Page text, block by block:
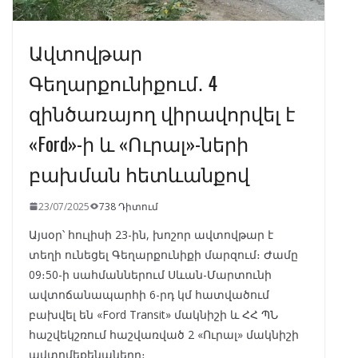
Ավտովթար
Գեղարքունիքում․ 4
զինծառայող վիրավորվել է
«Ford»-ի և «Ուրալ»-ների
բախման հետևանքով
23/07/2025 738 Դիտում
Այսօր՝ հուլիսի 23-ին, խոշոր ավտովթար է
տեղի ունեցել Գեղարքունիքի մարզում։ Ժամը
09։50-ի սահմաններում Սևան-Մարտունի
ավտոճանապարհի 6-րդ կմ հատվածում
բախվել են «Ford Transit» մակնիշի և ՀՀ ՊՆ
հաշվեկշռում հաշվառված 2 «Ուրալ» մակնիշի
ավտոմեքենաները։